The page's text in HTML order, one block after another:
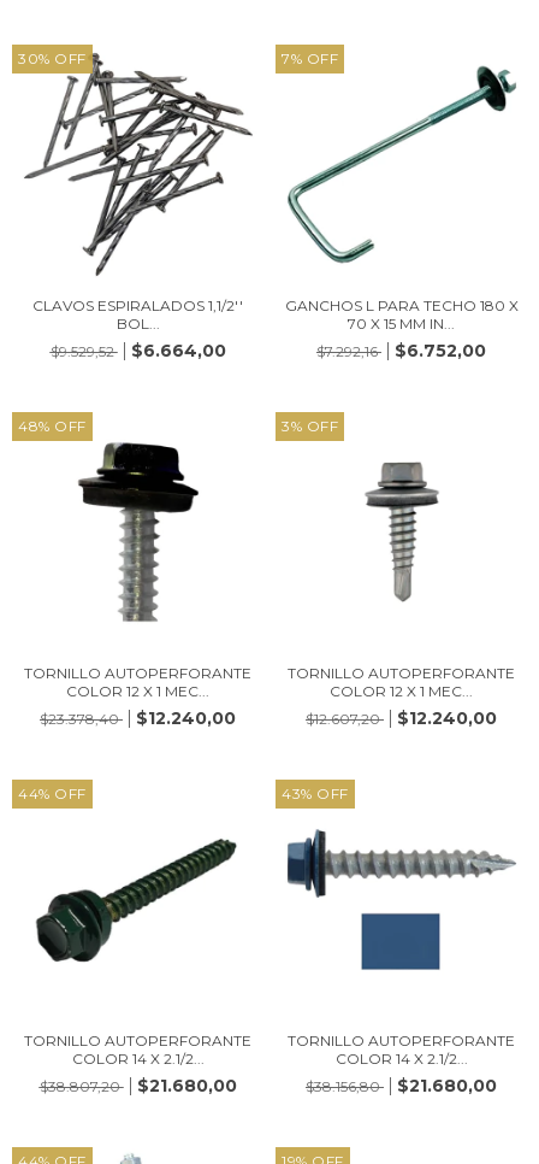
30% OFF
CLAVOS ESPIRALADOS 1,1/2''
BOL...
$9.529,52
$6.664,00
7% OFF
GANCHOS L PARA TECHO 180 X
70 X 15 MM IN...
$7.292,16
$6.752,00
48% OFF
TORNILLO AUTOPERFORANTE
COLOR 12 X 1 MEC...
$23.378,40
$12.240,00
3% OFF
TORNILLO AUTOPERFORANTE
COLOR 12 X 1 MEC...
$12.607,20
$12.240,00
44% OFF
TORNILLO AUTOPERFORANTE
COLOR 14 X 2.1/2...
$38.807,20
$21.680,00
43% OFF
TORNILLO AUTOPERFORANTE
COLOR 14 X 2.1/2...
$38.156,80
$21.680,00